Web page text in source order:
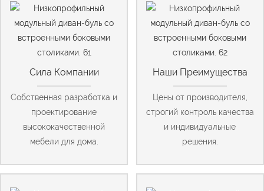
Сила Компании
Собственная разработка и
проектирование
высококачественной
мебели для дома.
Наши Преимущества
Цены от производителя,
строгий контроль качества
и индивидуальные
решения.